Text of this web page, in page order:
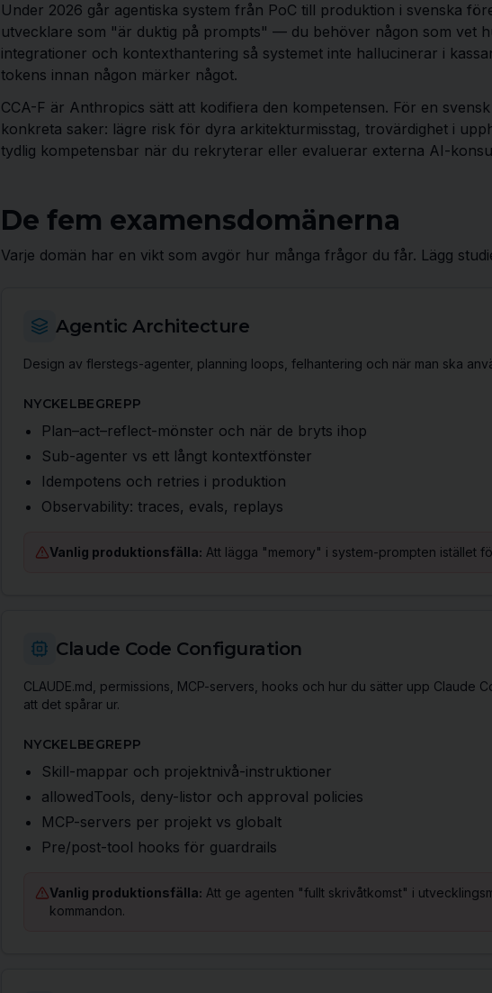
Under 2026 går agentiska system från PoC till produktion i svenska
utvecklare som "är duktig på prompts" — du behöver någon som vet
integrationer och kontexthantering så systemet inte hallucinerar i
tokens innan någon märker något.
CCA-F är Anthropics sätt att kodifiera den kompetensen. För en
konkreta saker: lägre risk för dyra arkitekturmisstag, trovärdighet i
tydlig kompetensbar när du rekryterar eller evaluerar externa AI-
De fem examensdomänerna
Varje domän har en vikt som avgör hur många frågor du får. Lägg
Agentic Architecture
Design av flerstegs-agenter, planning loops, felhantering och när man ska
NYCKELBEGREPP
Plan–act–reflect-mönster och när de bryts ihop
Sub-agenter vs ett långt kontextfönster
Idempotens och retries i produktion
Observability: traces, evals, replays
Vanlig produktionsfälla: Att lägga "memory" i system-prompten istället
Claude Code Configuration
CLAUDE.md, permissions, MCP-servers, hooks och hur du sätter upp Claude
att det spårar ur.
NYCKELBEGREPP
Skill-mappar och projektnivå-instruktioner
allowedTools, deny-listor och approval policies
MCP-servers per projekt vs globalt
Pre/post-tool hooks för guardrails
Vanlig produktionsfälla: Att ge agenten "fullt skrivåtkomst" i
kommandon.